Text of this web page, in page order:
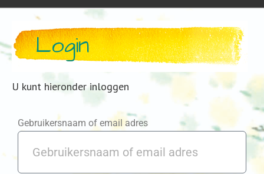
Login
U kunt hieronder inloggen
Gebruikersnaam of email adres